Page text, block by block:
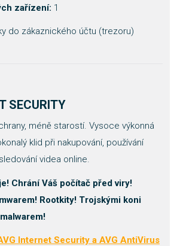
zařízení: 1
do zákaznického účtu (trezoru)
SECURITY
méně starostí. Vysoce výkonná
klid při nakupování, používání
videa online.
Chrání Váš počítač před viry!
Rootkity! Trojskými koni
Internet Security a AVG AntiVirus